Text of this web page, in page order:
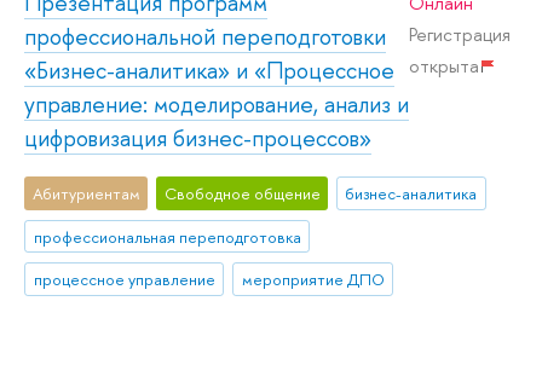
Регистрация
открыта
профессиональной переподготовки
«Бизнес-аналитика» и «Процессное
управление: моделирование, анализ и
цифровизация бизнес-процессов»
Абитуриентам Свободное общение
бизнес-аналитика
профессиональная переподготовка
процессное управление
мероприятие ДПО